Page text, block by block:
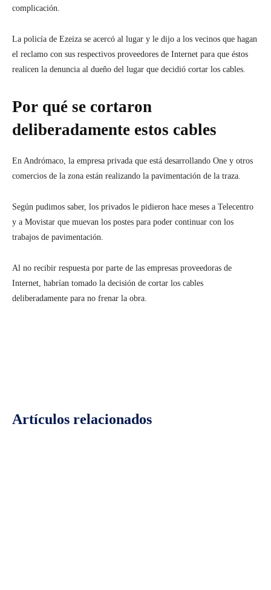
complicación.
La policía de Ezeiza se acercó al lugar y le dijo a los vecinos que hagan
el reclamo con sus respectivos proveedores de Internet para que éstos
realicen la denuncia al dueño del lugar que decidió cortar los cables.
Por qué se cortaron
deliberadamente estos cables
En Andrómaco, la empresa privada que está desarrollando One y otros
comercios de la zona están realizando la pavimentación de la traza.
Según pudimos saber, los privados le pidieron hace meses a Telecentro
y a Movistar que muevan los postes para poder continuar con los
trabajos de pavimentación.
Al no recibir respuesta por parte de las empresas proveedoras de
Internet, habrían tomado la decisión de cortar los cables
deliberadamente para no frenar la obra.
Artículos relacionados